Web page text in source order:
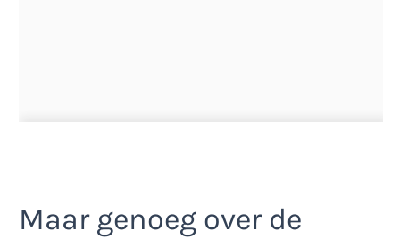
Maar genoeg over de